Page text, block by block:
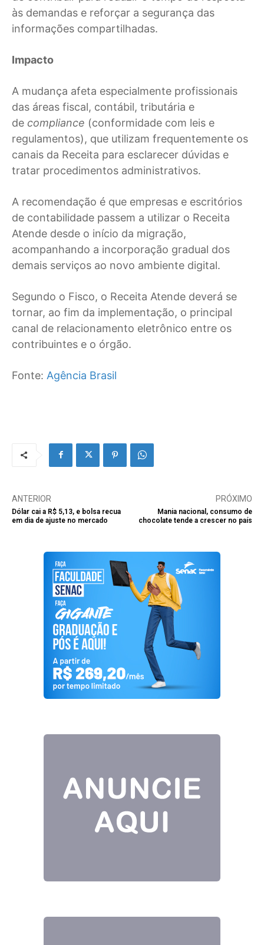
às demandas e reforçar a segurança das
informações compartilhadas.
Impacto
A mudança afeta especialmente profissionais
das áreas fiscal, contábil, tributária e
de compliance (conformidade com leis e
regulamentos), que utilizam frequentemente os
canais da Receita para esclarecer dúvidas e
tratar procedimentos administrativos.
A recomendação é que empresas e escritórios
de contabilidade passem a utilizar o Receita
Atende desde o início da migração,
acompanhando a incorporação gradual dos
demais serviços ao novo ambiente digital.
Segundo o Fisco, o Receita Atende deverá se
tornar, ao fim da implementação, o principal
canal de relacionamento eletrônico entre os
contribuintes e o órgão.
Fonte: Agência Brasil
ANTERIOR
Dólar cai a R$ 5,13, e bolsa recua
em dia de ajuste no mercado
PRÓXIMO
Mania nacional, consumo de
chocolate tende a crescer no país